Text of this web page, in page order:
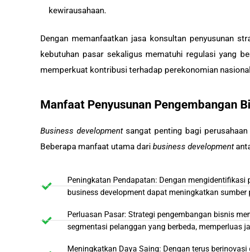
kewirausahaan.
Dengan memanfaatkan jasa konsultan penyusunan
kebutuhan pasar sekaligus mematuhi regulasi yang
memperkuat kontribusi terhadap perekonomian
Manfaat Penyusunan Pengembangan
Business developmentsangat penting bagi perusahaan
Beberapa manfaat utama dari business development
Peningkatan Pendapatan: Dengan
business development dapat meningkatkan sumber
Perluasan Pasar: Strategi pengembangan bisnis
segmentasi pelanggan yang berbeda, memperluas
Meningkatkan Daya Saing: Dengan terus